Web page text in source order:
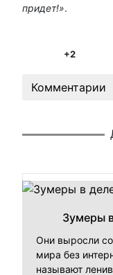
придет!».
+2
Комментарии
Зумеры
Они выросли
мира без
называют